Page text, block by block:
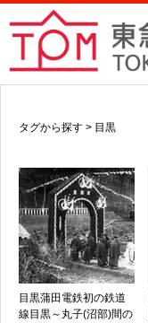
タグから探す > 目黒
目黒蒲田電鉄初の鉄道
線目黒～丸子(沼部)間の